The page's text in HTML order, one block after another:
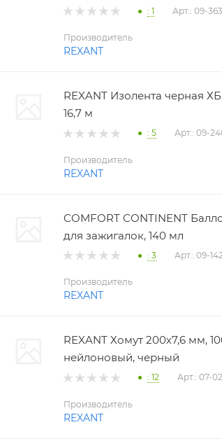
: 1 Арт.: 09-
Производитель
REXANT
REXANT Изолента черная
16,7 м
: 5 Арт.: 09-
Производитель
REXANT
COMFORT CONTINENT
для зажигалок, 140 мл
: 3 Арт.: 09-
Производитель
REXANT
REXANT Хомут 200х7,6 мм,
нейлоновый, черный
: 12 Арт.: 07-
Производитель
REXANT